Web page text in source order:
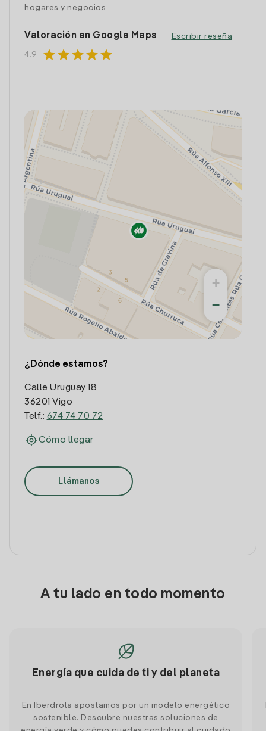
hogares y negocios
Valoración en Google Maps
4.9 starstarstarstarstar
Escribir reseña
+
−
¿Dónde estamos?
Calle Uruguay 18
36201 Vigo
Telf.: 674 74 70 72
Cómo llegar
Llámanos
A tu lado en todo momento
Energía que cuida de ti y del planeta
En Iberdrola apostamos por un modelo energético
sostenible. Descubre nuestras soluciones de